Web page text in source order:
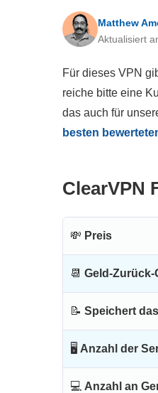
Matthew
Aktualisiert
Für dieses VPN
reiche bitte eine
das auch für
besten
ClearVPN
💸 Preis
📆 Geld-Zurück-
📝 Speichert
🖥 Anzahl der
💻 Anzahl an